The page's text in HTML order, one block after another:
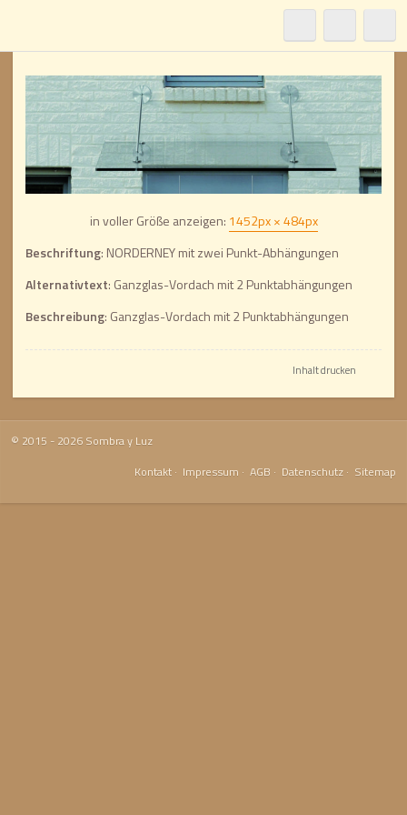
NORDERNEY
in voller Größe anzeigen: 1452px × 484px
Beschriftung: NORDERNEY mit zwei Punkt-Abhängungen
Alternativtext: Ganzglas-Vordach mit 2 Punktabhängungen
Beschreibung: Ganzglas-Vordach mit 2 Punktabhängungen
Inhalt drucken
© 2015 - 2026 Sombra y Luz
Kontakt· Impressum · AGB · Datenschutz· Sitemap